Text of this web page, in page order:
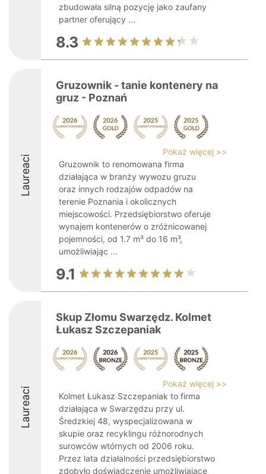
zbudowała silną pozycję jako zaufany
partner oferujący ...
8.3
Laureaci
Gruzownik - tanie kontenery na
gruz - Poznań
Pokaż więcej >>
Gruzownik to renomowana firma
działająca w branży wywozu gruzu
oraz innych rodzajów odpadów na
terenie Poznania i okolicznych
miejscowości. Przedsiębiorstwo oferuje
wynajem kontenerów o zróżnicowanej
pojemności, od 1.7 m³ do 16 m³,
umożliwiając ...
9.1
Laureaci
Skup Złomu Swarzędz. Kolmet
Łukasz Szczepaniak
Pokaż więcej >>
Kolmet Łukasz Szczepaniak to firma
działająca w Swarzędzu przy ul.
Średzkiej 48, wyspecjalizowana w
skupie oraz recyklingu różnorodnych
surowców wtórnych od 2006 roku.
Przez lata działalności przedsiębiorstwo
zdobyło doświadczenie umożliwiające